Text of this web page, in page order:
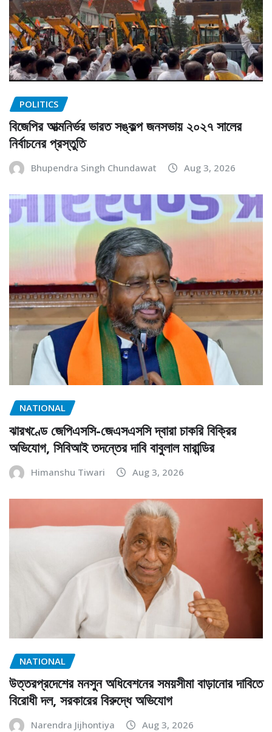
POLITICS
বিজেপির আত্মনির্ভর ভারত সঙ্কল্প জনসভায় ২০২৭ সালের
নির্বাচনের প্রস্তুতি
Bhupendra Singh Chundawat Aug 3, 2026
NATIONAL
ঝারখণ্ডে জেপিএসসি-জেএসএসসি দ্বারা চাকরি বিক্রির
অভিযোগ, সিবিআই তদন্তের দাবি বাবুলাল মারান্ডির
Himanshu Tiwari Aug 3, 2026
NATIONAL
উত্তরপ্রদেশের মনসুন অধিবেশনের সময়সীমা বাড়ানোর দাবিতে
বিরোধী দল, সরকারের বিরুদ্ধে অভিযোগ
Narendra Jijhontiya Aug 3, 2026